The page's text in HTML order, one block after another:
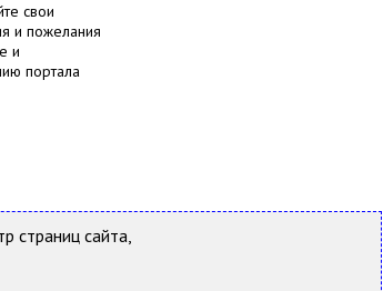
свои
и пожелания
и
портала
с письменного
страниц сайта,